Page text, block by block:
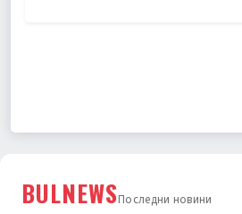
BULNEWSПоследни новини